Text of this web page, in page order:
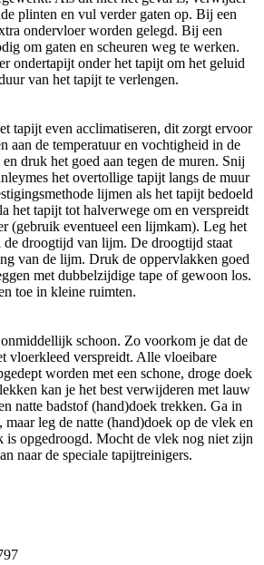
plinten en vul verder gaten op. Bij een
ondervloer worden gelegd. Bij een
om gaten en scheuren weg te werken.
ondertapijt onder het tapijt om het geluid
van het tapijt te verlengen.
tapijt even acclimatiseren, dit zorgt ervoor
aan de temperatuur en vochtigheid in de
druk het goed aan tegen de muren. Snij
het overtollige tapijt langs de muur
lijmen als het tapijt bedoeld
het tapijt tot halverwege om en verspreidt
(gebruik eventueel een lijmkam). Leg het
de droogtijd van lijm. De droogtijd staat
van de lijm. Druk de oppervlakken goed
met dubbelzijdige tape of gewoon los.
toe in kleine ruimten.
schoon. Zo voorkom je dat de
vloerkleed verspreidt. Alle vloeibare
worden met een schone, droge doek
kan je het best verwijderen met lauw
natte badstof (hand)doek trekken. Ga in
leg de natte (hand)doek op de vlek en
is opgedroogd. Mocht de vlek nog niet zijn
naar de speciale tapijtreinigers.